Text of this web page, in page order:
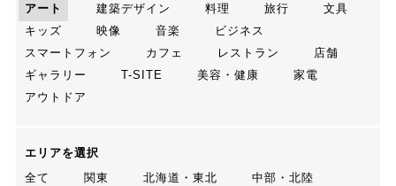
アート
建築デザイン 料理 旅行
文具
キッズ
映像 音楽
ビジネス
スマートフォン
カフェ レストラン
店舗
ギャラリー
T-SITE 美容・健康
家電
アウトドア
エリアを選択
全て
関東 北海道・東北
中部・北陸